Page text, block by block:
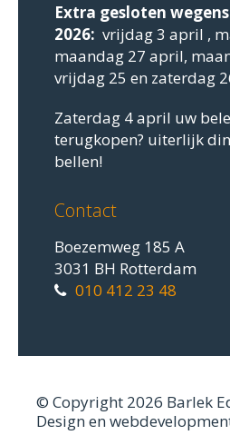
Extra gesloten
2026: vrijdag 3 april ,
maandag 27 april,
vrijdag 25 en zaterdag
Zaterdag 4 april uw
terugkopen? uiterlijk
bellen!
Contact
Boezemweg 185 A
3031 BH Rotterdam
010 412 23 48
© Copyright 2026 Barlek
Design en